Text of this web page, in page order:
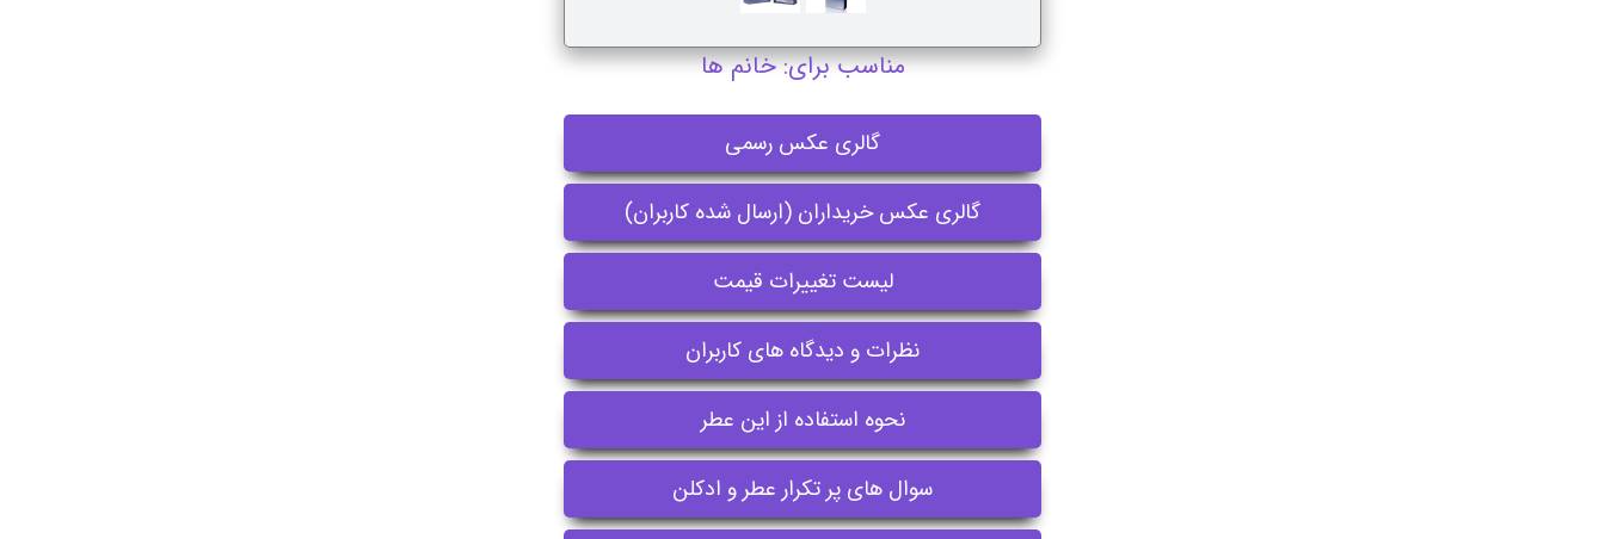
مناسب برای: خانم ها
گالری عکس رسمی
گالری عکس خریداران (ارسال شده کاربران)
لیست تغییرات قیمت
نظرات و دیدگاه های کاربران
نحوه استفاده از این عطر
سوال های پر تکرار عطر و ادکلن